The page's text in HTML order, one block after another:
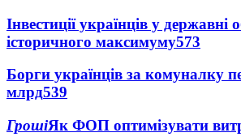
Інвестиції українців у державні
історичного максимуму573
Борги українців за комуналку
млрд539
ГрошіЯк ФОП оптимізувати